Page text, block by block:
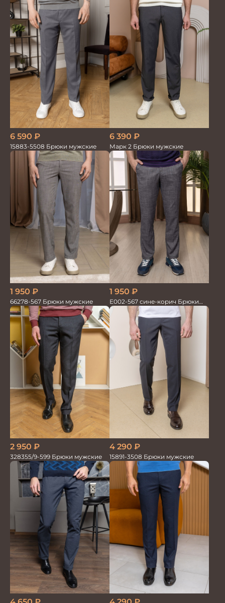
6 590 ₽
15883-5508 Брюки мужские
6 390 ₽
Марк 2 Брюки мужские
1 950 ₽
66278-567 Брюки мужские
1 950 ₽
Е002-567 сине-корич Брюки
мужские
2 950 ₽
328355/9-599 Брюки мужские
4 290 ₽
15891-3508 Брюки мужские